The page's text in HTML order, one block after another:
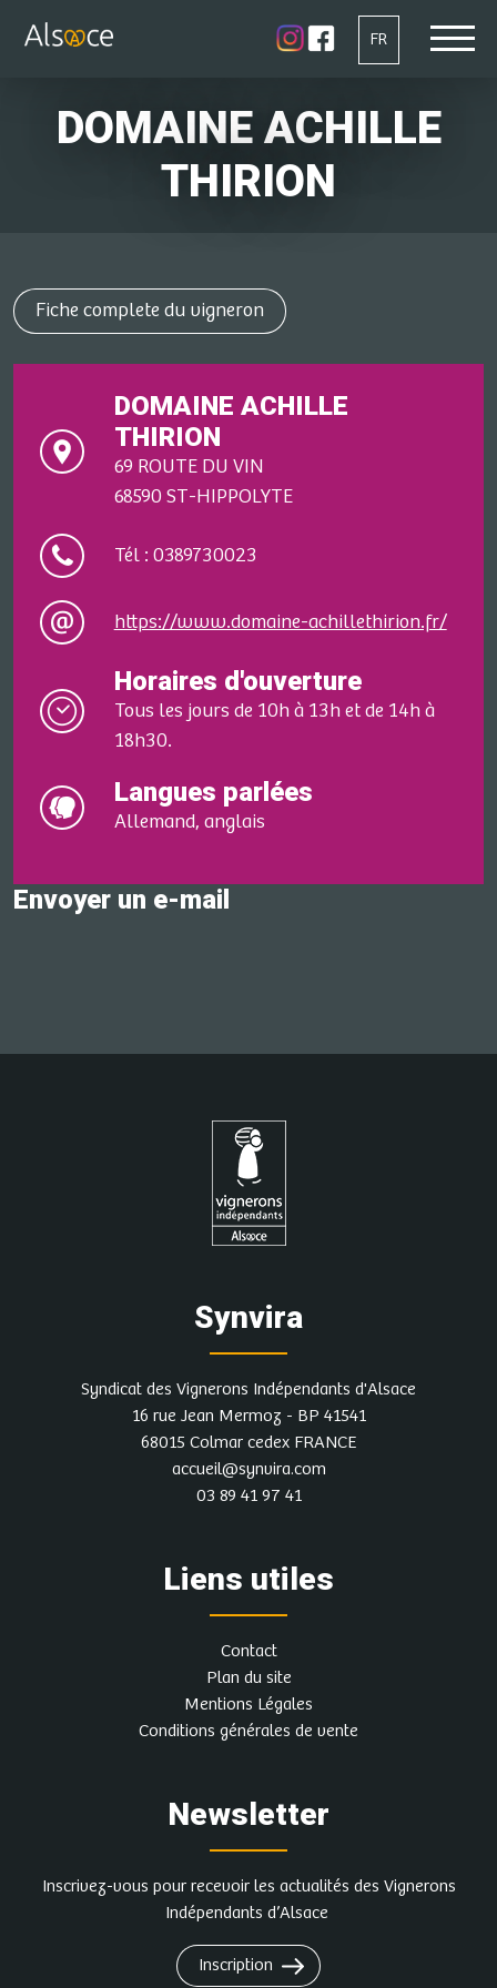
FR
DOMAINE ACHILLE
THIRION
Fiche complete du vigneron
DOMAINE ACHILLE
THIRION
69 ROUTE DU VIN
68590 ST-HIPPOLYTE
Tél : 0389730023
https://www.domaine-achillethirion.fr/
Horaires d'ouverture
Tous les jours de 10h à 13h et de 14h à
18h30.
Langues parlées
Allemand, anglais
Envoyer un e-mail
Synvira
Syndicat des Vignerons Indépendants d'Alsace
16 rue Jean Mermoz - BP 41541
68015 Colmar cedex FRANCE
accueil@synvira.com
03 89 41 97 41
Liens utiles
Contact
Plan du site
Mentions Légales
Conditions générales de vente
Newsletter
Inscrivez-vous pour recevoir les actualités des Vignerons
Indépendants d’Alsace
Inscription